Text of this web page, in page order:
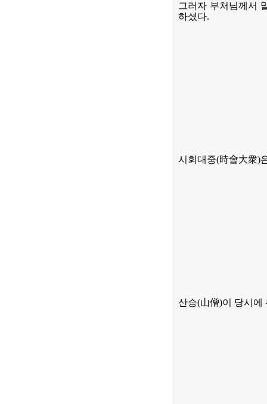
그러자 부처님께서
하셨다.
시회대중(時會大衆)
산승(山僧)이 당시에